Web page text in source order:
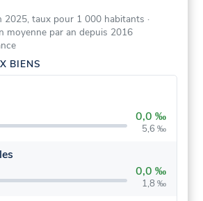
2025, taux pour 1 000 habitants ·
moyenne par an depuis 2016
BIENS
0,0 ‰
5,6 ‰
0,0 ‰
1,8 ‰